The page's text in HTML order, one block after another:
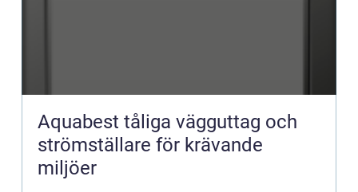
Aquabest tåliga vägguttag och
strömställare för krävande
miljöer